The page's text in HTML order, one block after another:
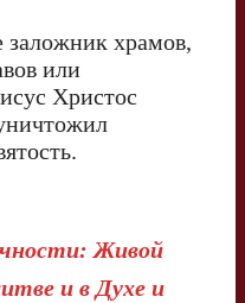
храмов,
или
Христос
Живой
и в Духе и